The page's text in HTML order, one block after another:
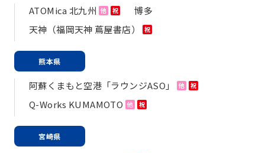
ATOMica 北九州 他 祝
博多
天神（福岡天神 蔦屋書店）
祝
熊本県
阿蘇くまもと空港「ラウンジASO」 他 祝
Q-Works KUMAMOTO 他 祝
宮崎県